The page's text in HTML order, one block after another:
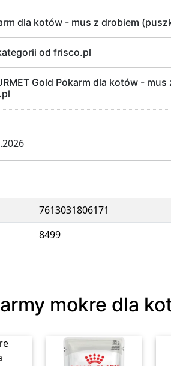
dla kotów - mus z drobiem
od frisco.pl
Gold Pokarm dla kotów -
7613031806171
8499
mokre dla